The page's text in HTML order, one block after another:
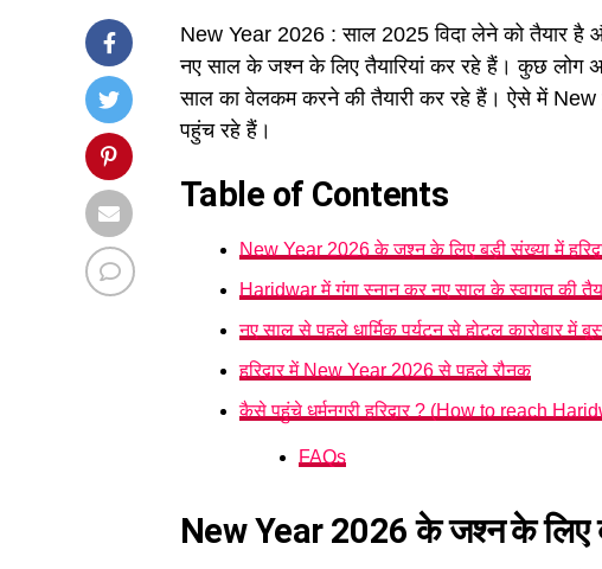
New Year 2026 : साल 2025 विदा लेने को तैयार है
नए साल के जश्न के लिए तैयारियां कर रहे हैं। कुछ लोग
साल का वेलकम करने की तैयारी कर रहे हैं। ऐसे में New
पहुंच रहे हैं।
Table of Contents
New Year 2026 के जश्न के लिए बड़ी संख्या में
Haridwar में गंगा स्नान कर नए साल के स्वागत की
नए साल से पहले धार्मिक पर्यटन से होटल कारोबार में
हरिद्वार में New Year 2026 से पहले रौनक
कैसे पहुंचे धर्मनगरी हरिद्वार ? (How to reach
FAQs
New Year 2026 के जश्न के लिए